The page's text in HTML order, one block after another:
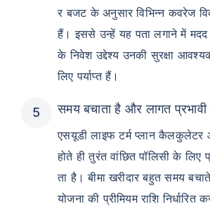
र बजट के अनुसार विभिन्न कवरेज
हैं। इससे उन्हें यह पता लगाने में मदद
के निवेश उद्देश्य उनकी सुरक्षा
लिए पर्याप्त हैं।
समय बचाता है और लागत प्रभावी
एसयूडी लाइफ टर्म प्लान कैलकुलेटर
होते ही तुरंत वांछित पॉलिसी के लिए
ता है। बीमा खरीदार बहुत समय
योजना की प्रीमियम राशि